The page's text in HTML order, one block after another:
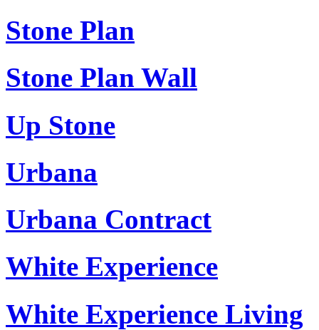
Stone Plan
Stone Plan Wall
Up Stone
Urbana
Urbana Contract
White Experience
White Experience Living